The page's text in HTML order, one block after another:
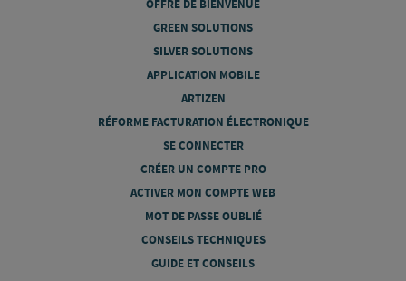
OFFRE DE BIENVENUE
GREEN SOLUTIONS
SILVER SOLUTIONS
APPLICATION MOBILE
ARTIZEN
RÉFORME FACTURATION ÉLECTRONIQUE
SE CONNECTER
CRÉER UN COMPTE PRO
ACTIVER MON COMPTE WEB
MOT DE PASSE OUBLIÉ
CONSEILS TECHNIQUES
GUIDE ET CONSEILS